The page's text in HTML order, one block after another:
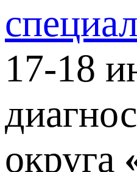
17-18
округа